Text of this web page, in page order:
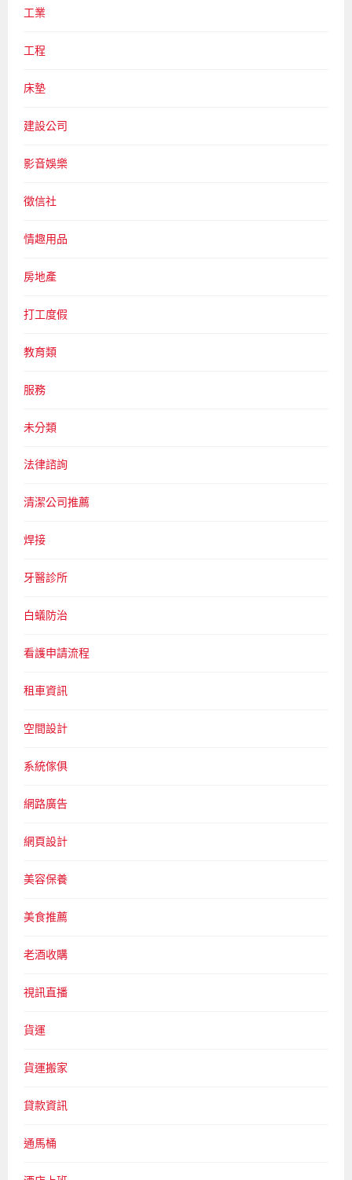
工業
工程
床墊
建設公司
影音娛樂
徵信社
情趣用品
房地產
打工度假
教育類
服務
未分類
法律諮詢
清潔公司推薦
焊接
牙醫診所
白蟻防治
看護申請流程
租車資訊
空間設計
系統傢俱
網路廣告
網頁設計
美容保養
美食推薦
老酒收購
視訊直播
貨運
貨運搬家
貸款資訊
通馬桶